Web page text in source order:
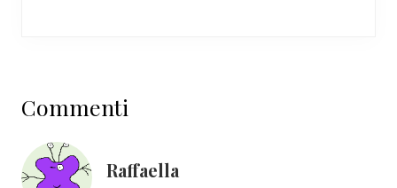
del
lettore
Commenti
Raffaella